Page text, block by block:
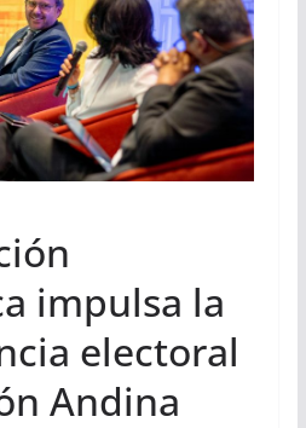
impulsa la
electoral
Andina